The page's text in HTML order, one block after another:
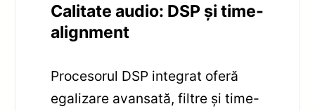
Calitate audio: DSP și time-
alignment
Procesorul DSP integrat oferă
egalizare avansată, filtre și time-